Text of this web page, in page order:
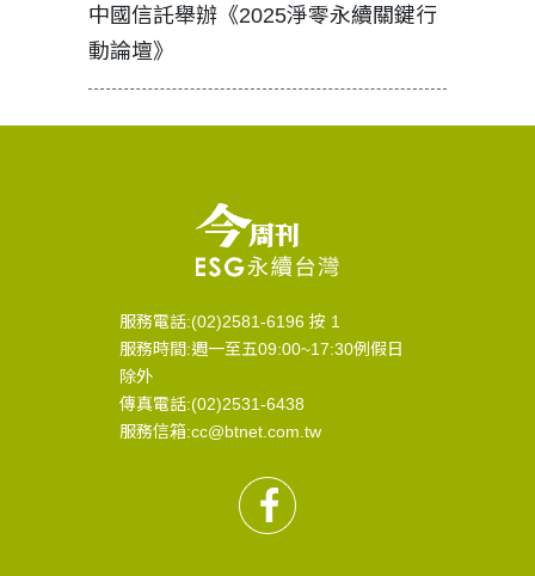
中國信託舉辦《2025淨零永續關鍵行
動論壇》
服務電話:(02)2581-6196 按 1
服務時間:週一至五09:00~17:30例假日
除外
傳真電話:(02)2531-6438
服務信箱:cc@btnet.com.tw